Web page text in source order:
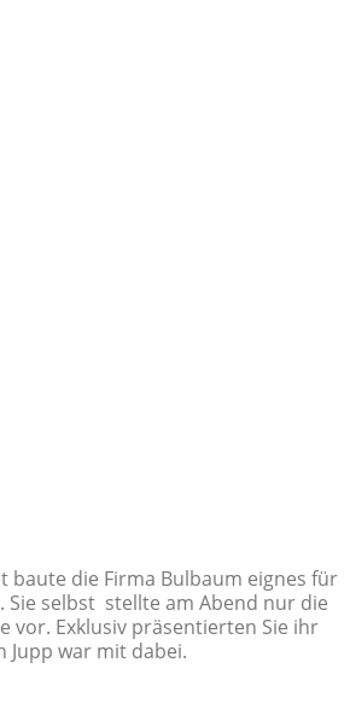
baute die Firma Bulbaum eignes für
Sie selbst stellte am Abend nur die
vor. Exklusiv präsentierten Sie ihr
Jupp war mit dabei.